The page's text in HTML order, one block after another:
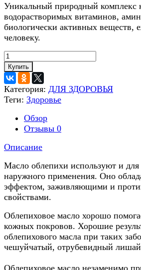
Уникальный природный комплекс
водорастворимых витаминов,
биологически активных веществ,
человеку.
Купить
Категория: ДЛЯ ЗДОРОВЬЯ
Теги: Здоровье
Обзор
Отзывы 0
Описание
Масло облепихи используют и
наружного применения. Оно
эффектом, заживляющими и
свойствами.
Облепиховое масло хорошо
кожных покровов. Хорошие
облепихового масла при таких
чешуйчатый, отрубевидный
Облепиховое масло незаменимо